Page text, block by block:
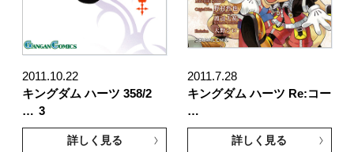
2011.10.22
キングダム ハーツ 358/2
… 3
詳しく見る
2011.7.28
キングダム ハーツ Re:コー
…
詳しく見る